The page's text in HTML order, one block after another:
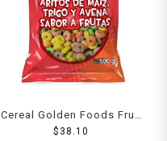
Cereal Golden Foods Fruti
Rolls 500 g
$ 38.10